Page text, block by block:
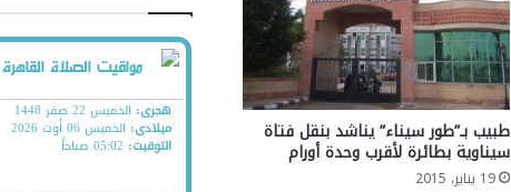
طبيب بـ”طور سيناء” يناشد بنقل فتاة
سيناوية بطائرة لأقرب وحدة أورام
19 يناير، 2015